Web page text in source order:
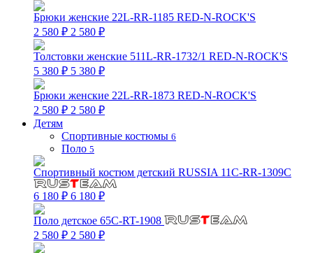
Брюки женские 22L-RR-1185 RED-N-ROCK'S
2 580 ₽ 2 580 ₽
Толстовки женские 511L-RR-1732/1 RED-N-ROCK'S
5 380 ₽ 5 380 ₽
Брюки женские 22L-RR-1873 RED-N-ROCK'S
2 580 ₽ 2 580 ₽
Детям
Спортивные костюмы 6
Поло 5
Спортивный костюм детский RUSSIA 11C-RR-1309C
6 180 ₽ 6 180 ₽
Поло детское 65C-RT-1908
2 580 ₽ 2 580 ₽